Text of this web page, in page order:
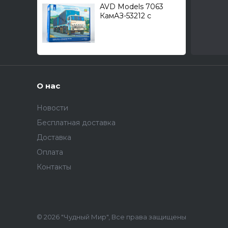
AVD Models 7063
КамАЗ-53212 с
О нас
Новости
Бесплатная доставка
Доставка
Оплата
Контакты
© 2026 "Чудный Мир", Все права защищены